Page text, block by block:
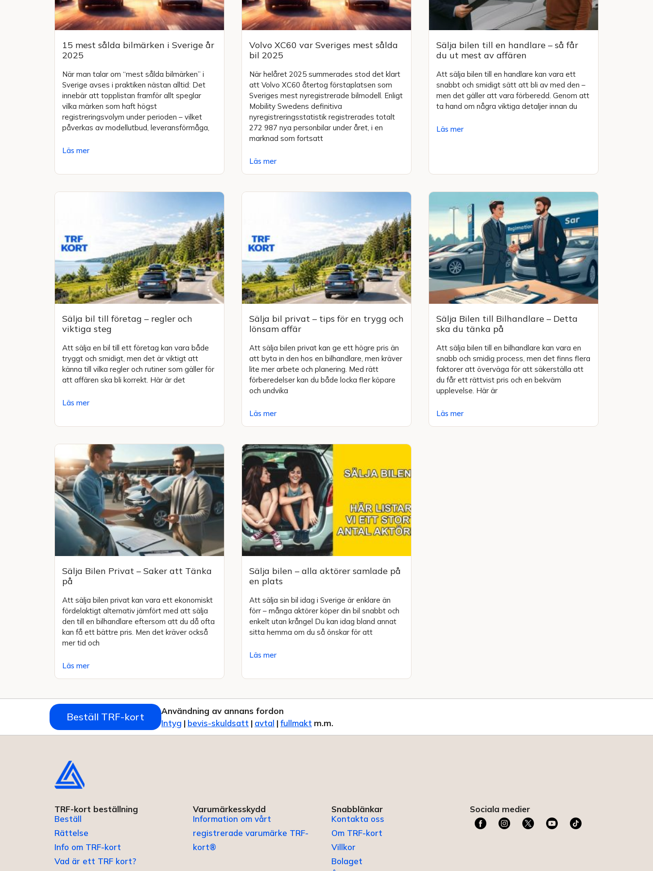
15 mest sålda bilmärken i Sverige år
2025
När man talar om “mest sålda bilmärken” i
Sverige avses i praktiken nästan alltid: Det
innebär att topplistan framför allt speglar
vilka märken som haft högst
registreringsvolym under perioden – vilket
påverkas av modellutbud, leveransförmåga,
Läs mer
Volvo XC60 var Sveriges mest sålda
bil 2025
När helåret 2025 summerades stod det klart
att Volvo XC60 återtog förstaplatsen som
Sveriges mest nyregistrerade bilmodell. Enligt
Mobility Swedens definitiva
nyregistreringsstatistik registrerades totalt
272 987 nya personbilar under året, i en
marknad som fortsatt
Läs mer
Sälja bilen till en handlare – så får
du ut mest av affären
Att sälja bilen till en handlare kan vara ett
snabbt och smidigt sätt att bli av med den –
men det gäller att vara förberedd. Genom att
ta hand om några viktiga detaljer innan du
Läs mer
Sälja bil till företag – regler och
viktiga steg
Att sälja en bil till ett företag kan vara både
tryggt och smidigt, men det är viktigt att
känna till vilka regler och rutiner som gäller för
att affären ska bli korrekt. Här är det
Läs mer
Sälja bil privat – tips för en trygg och
lönsam affär
Att sälja bilen privat kan ge ett högre pris än
att byta in den hos en bilhandlare, men kräver
lite mer arbete och planering. Med rätt
förberedelser kan du både locka fler köpare
och undvika
Läs mer
Sälja Bilen till Bilhandlare – Detta
ska du tänka på
Att sälja bilen till en bilhandlare kan vara en
snabb och smidig process, men det finns flera
faktorer att överväga för att säkerställa att
du får ett rättvist pris och en bekväm
upplevelse. Här är
Läs mer
Sälja Bilen Privat – Saker att Tänka
på
Att sälja bilen privat kan vara ett ekonomiskt
fördelaktigt alternativ jämfört med att sälja
den till en bilhandlare eftersom att du då ofta
kan få ett bättre pris. Men det kräver också
mer tid och
Läs mer
Sälja bilen – alla aktörer samlade på
en plats
Att sälja sin bil idag i Sverige är enklare än
förr – många aktörer köper din bil snabbt och
enkelt utan krångel Du kan idag bland annat
sitta hemma om du så önskar för att
Läs mer
Beställ TRF-kort
Användning av annans fordon
Intyg | bevis-skuldsatt | avtal |fullmakt m.m.
TRF-kort beställning
Beställ
Rättelse
Info om TRF-kort
Vad är ett TRF kort?
Varumärkesskydd
Information om vårt
registrerade varumärke TRF-
kort®
Snabblänkar
Kontakta oss
Om TRF-kort
Villkor
Bolaget
Sociala medier